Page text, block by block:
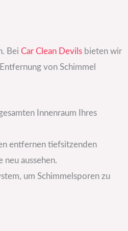
Bei Car Clean Devils bieten wir
von Schimmel
Innenraum Ihres
entfernen tiefsitzenden
neu aussehen.
um Schimmelsporen zu